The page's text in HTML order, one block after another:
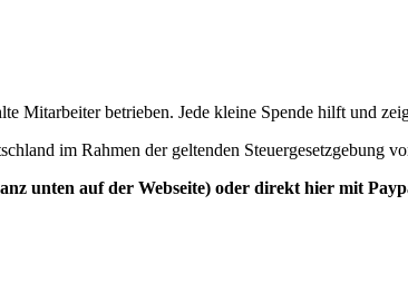
Mitarbeiter betrieben. Jede kleine Spende hilft und
im Rahmen der geltenden Steuergesetzgebung
unten auf der Webseite) oder direkt hier mit